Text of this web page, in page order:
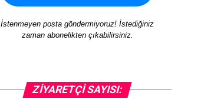
İstenmeyen posta göndermiyoruz! İstediğiniz
zaman abonelikten çıkabilirsiniz.
ZIYARETÇI SAYISI: